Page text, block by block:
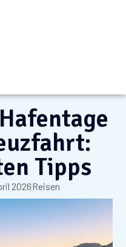
Tipps
2026Reisen